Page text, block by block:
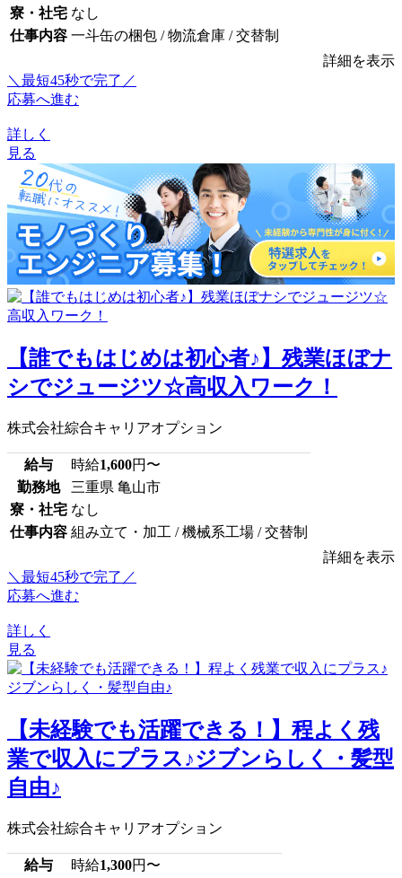
寮・社宅 なし
仕事内容 一斗缶の梱包 / 物流倉庫 / 交替制
詳細を表示
＼最短45秒で完了／
応募へ進む
詳しく
見る
【誰でもはじめは初心者♪】残業ほぼナ
シでジュージツ☆高収入ワーク！
株式会社綜合キャリアオプション
給与 時給1,600円〜
勤務地
三重県 亀山市
寮・社宅 なし
仕事内容 組み立て・加工 / 機械系工場 / 交替制
詳細を表示
＼最短45秒で完了／
応募へ進む
詳しく
見る
【未経験でも活躍できる！】程よく残
業で収入にプラス♪ジブンらしく・髪型
自由♪
株式会社綜合キャリアオプション
給与 時給1,300円〜